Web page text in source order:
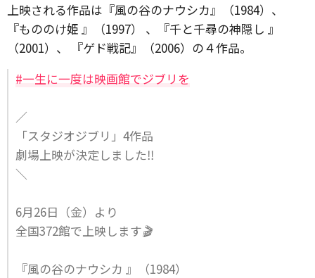
上映される作品は『風の谷のナウシカ』（1984）、
『もののけ姫 』（1997） 、『千と千尋の神隠し 』
（2001）、 『ゲド戦記』（2006）の４作品。
#一生に一度は映画館でジブリを
／
「スタジオジブリ」4作品
劇場上映が決定しました‼️
＼
6月26日（金）より
全国372館で上映します🎬
『風の谷のナウシカ 』（1984）